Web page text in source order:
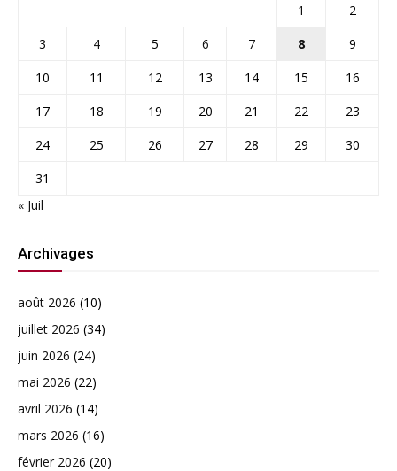
1
2
3
4 5 6 7 8
9
10
11 12 13 14 15
16
17
18 19 20 21 22
23
24
25 26 27 28 29
30
31
« Juil
Archivages
août 2026 (10)
juillet 2026 (34)
juin 2026 (24)
mai 2026 (22)
avril 2026 (14)
mars 2026 (16)
février 2026 (20)